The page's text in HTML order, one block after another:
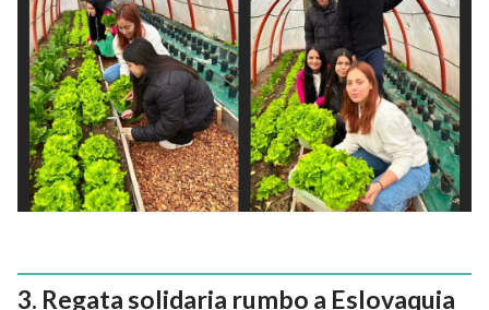
Regata solidaria rumbo a Eslovaquia